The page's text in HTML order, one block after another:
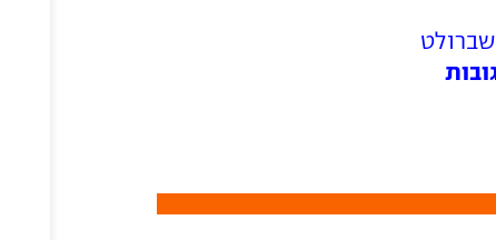
שברולט